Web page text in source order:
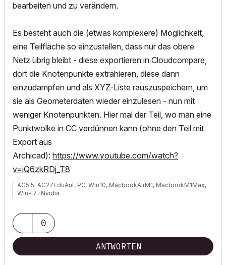
bearbeiten und zu verändern.
Es besteht auch die (etwas komplexere) Möglichkeit,
eine Teilfläche so einzustellen, dass nur das obere
Netz übrig bleibt - diese exportieren in Cloudcompare,
dort die Knotenpunkte extrahieren, diese dann
einzudampfen und als XYZ-Liste rauszuspeichern, um
sie als Geometerdaten wieder einzulesen - nun mit
weniger Knotenpunkten. Hier mal der Teil, wo man eine
Punktwolke in CC verdünnen kann (ohne den Teil mit
Export aus
Archicad): https://www.youtube.com/watch?
v=iQ6zkRDj_T8
AC5.5-AC27EduAut, PC-Win10, MacbookAirM1, MacbookM1Max,
Win-I7+Nvidia
0
ANTWORTEN